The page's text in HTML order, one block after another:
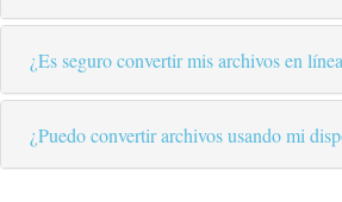
¿Es seguro convertir mis archivos en
¿Puedo convertir archivos usando mi